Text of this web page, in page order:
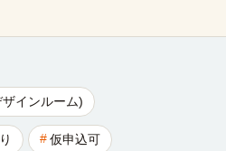
インルーム)
仮申込可